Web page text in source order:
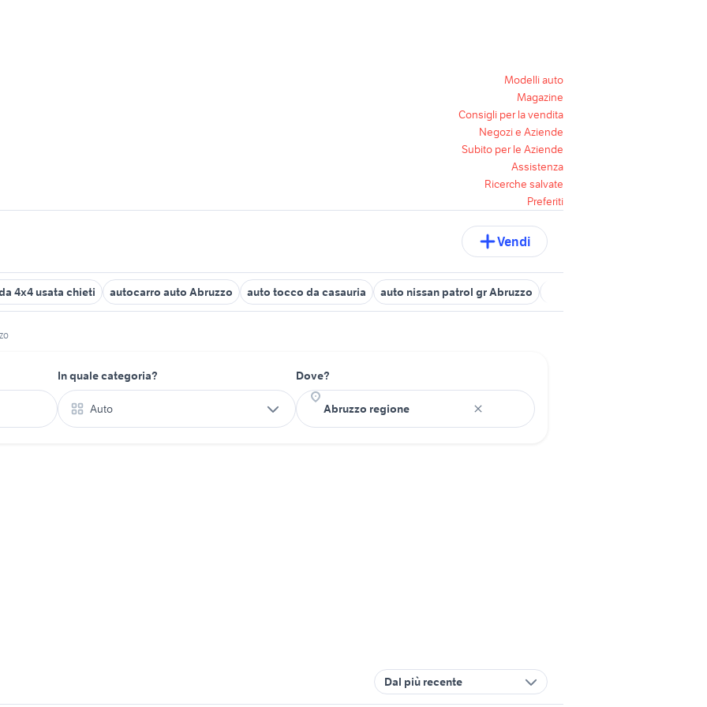
Modelli auto
Magazine
Consigli per la vendita
Negozi e Aziende
Subito per le Aziende
Assistenza
Ricerche salvate
Preferiti
Vendi
4x4 usata chieti autocarro auto Abruzzo auto tocco da casauria auto nissan patrol gr Abruzzo
In quale categoria?
Auto
Dove?
Dal più recente